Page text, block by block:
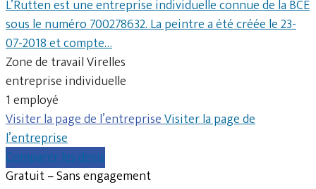
L’Rutten est une entreprise individuelle connue de la BCE
sous le numéro 700278632. La peintre a été créée le 23-
07-2018 et compte…
Zone de travail Virelles
entreprise individuelle
1 employé
Visiter la page de l’entrepriseVisiter la page de
l’entreprise
Comparer les devis
Gratuit – Sans engagement